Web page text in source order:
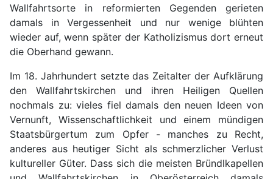
Wallfahrtsorte in reformierten Gegenden gerieten
damals in Vergessenheit und nur wenige blühten
wieder auf, wenn später der Katholizismus dort erneut
die Oberhand gewann.
Im 18. Jahrhundert setzte das Zeitalter der Aufklärung
den Wallfahrtskirchen und ihren Heiligen Quellen
nochmals zu: vieles fiel damals den neuen Ideen von
Vernunft, Wissenschaftlichkeit und einem mündigen
Staatsbürgertum zum Opfer - manches zu Recht,
anderes aus heutiger Sicht als schmerzlicher Verlust
kultureller Güter. Dass sich die meisten Bründlkapellen